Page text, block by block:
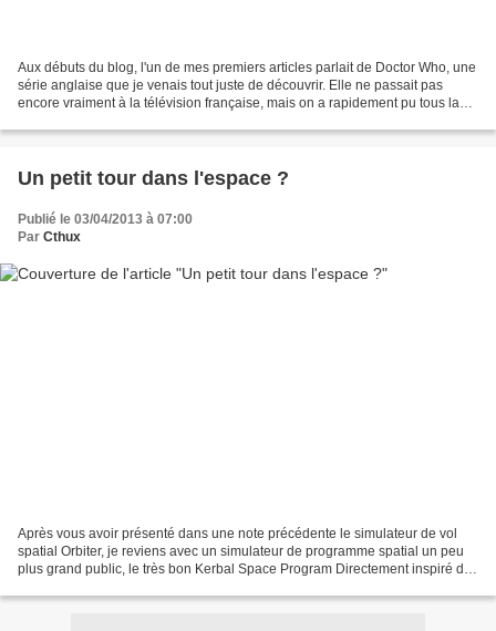
Aux débuts du blog, l'un de mes premiers articles parlait de Doctor Who, une
série anglaise que je venais tout juste de découvrir. Elle ne passait pas
encore vraiment à la télévision française, mais on a rapidement pu tous la
Un petit tour dans l'espace ?
Publié le 03/04/2013 à 07:00
Par Cthux
Après vous avoir présenté dans une note précédente le simulateur de vol
spatial Orbiter, je reviens avec un simulateur de programme spatial un peu
plus grand public, le très bon Kerbal Space Program Directement inspiré des